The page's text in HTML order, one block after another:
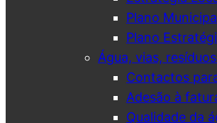
Plano
Plano
Água, vias,
Contactos
Adesão à
Qualidade da